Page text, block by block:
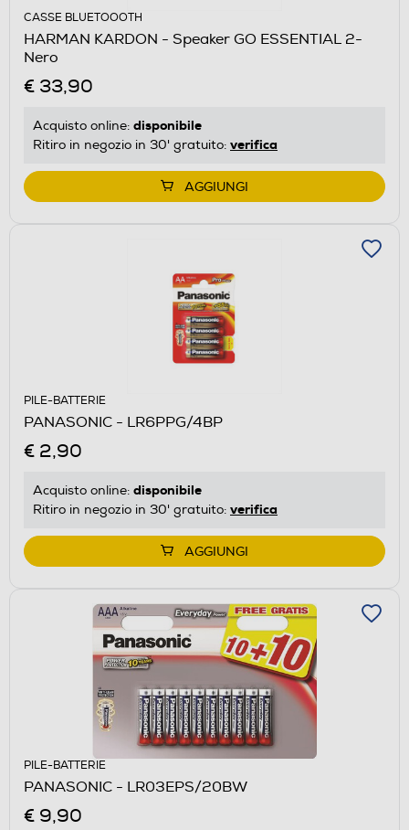
CASSE BLUETOOOTH
HARMAN KARDON - Speaker GO ESSENTIAL 2-
Nero
€ 33,90
Acquisto online: disponibile
Ritiro in negozio in 30' gratuito: verifica
AGGIUNGI
PILE-BATTERIE
PANASONIC - LR6PPG/4BP
€ 2,90
Acquisto online: disponibile
Ritiro in negozio in 30' gratuito: verifica
AGGIUNGI
PILE-BATTERIE
PANASONIC - LR03EPS/20BW
€ 9,90